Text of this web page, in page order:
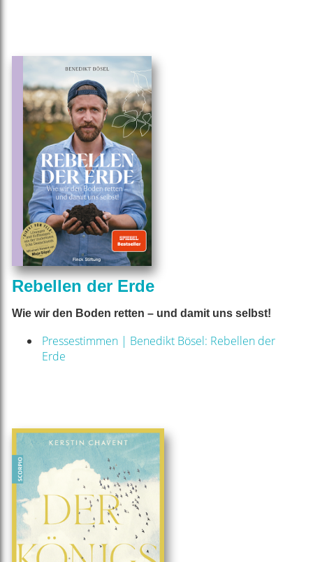
Rebellen der Erde
Wie wir den Boden retten – und damit uns selbst!
Pressestimmen | Benedikt Bösel: Rebellen der
Erde